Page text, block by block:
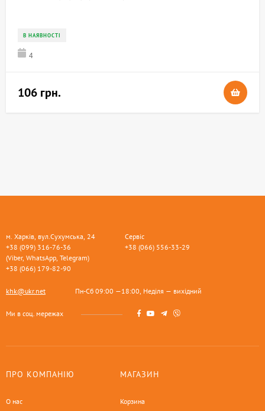
В НАЯВНОСТІ
4
106 грн.
м. Харків, вул.Сухумська, 24
+38 (099) 316-76-36
(Viber, WhatsApp, Telegram)
+38 (066) 179-82-90
Сервіс
+38 (066) 556-33-29
khk@ukr.net Пн-Сб 09:00 —18:00, Неділя — вихідний
Ми в соц. мережах
ПРО КОМПАНІЮ
О нас
МАГАЗИН
Корзина